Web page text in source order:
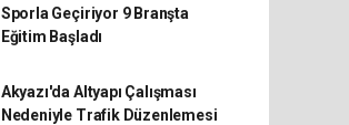
Sporla Geçiriyor 9 Branşta
Eğitim Başladı
Akyazı'da Altyapı Çalışması
Nedeniyle Trafik Düzenlemesi